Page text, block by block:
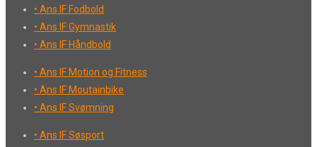
• Ans IF Fodbold
• Ans IF Gymnastik
• Ans IF Håndbold
• Ans IF Motion og Fitness
• Ans IF Moutainbike
• Ans IF Svømning
• Ans IF Søsport